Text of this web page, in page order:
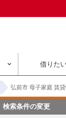
借りた
弘前市 母子家庭 賃
検索条件の変更